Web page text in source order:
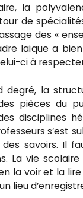
la
de
des «
laïque a
ci à
degré, la
pièces du
disciplines
s’est
des savoirs. Il
La vie
la voir et la
lieu